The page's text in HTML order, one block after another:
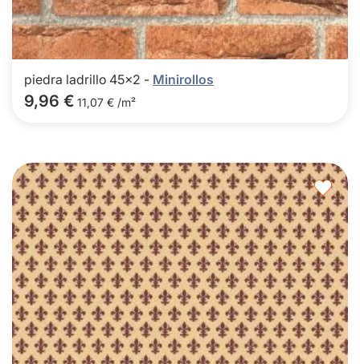
piedra ladrillo 45x2 - Minirollos
9,96 € 11,07 € /m²
a
los